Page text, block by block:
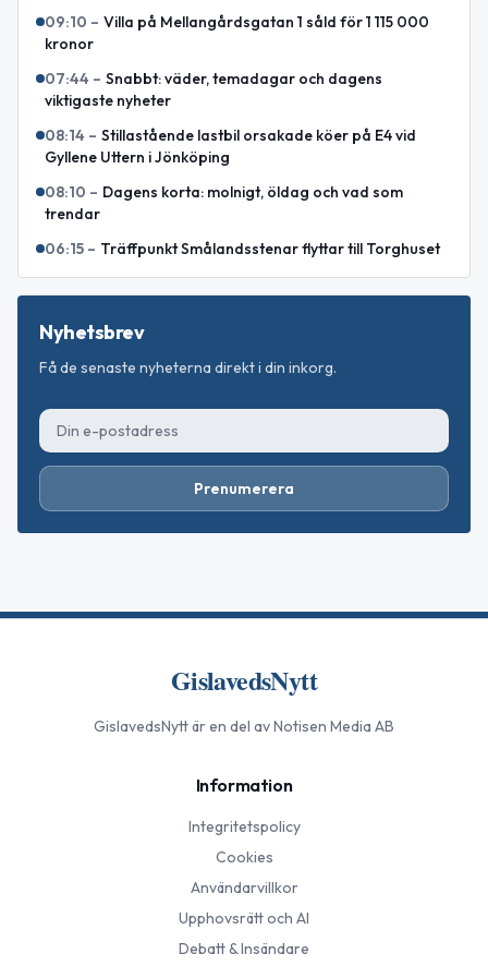
09:10 – Villa på Mellangårdsgatan 1 såld för 1 115 000
kronor
07:44 – Snabbt: väder, temadagar och dagens
viktigaste nyheter
08:14 – Stillastående lastbil orsakade köer på E4 vid
Gyllene Uttern i Jönköping
08:10 – Dagens korta: molnigt, öldag och vad som
trendar
06:15 – Träffpunkt Smålandsstenar flyttar till Torghuset
Nyhetsbrev
Få de senaste nyheterna direkt i din inkorg.
Prenumerera
GislavedsNytt
GislavedsNyttär en del av Notisen Media AB
Information
Integritetspolicy
Cookies
Användarvillkor
Upphovsrätt och AI
Debatt & Insändare